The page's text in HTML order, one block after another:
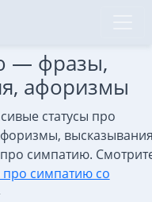
— фразы,
афоризмы
статусы про
симпатию.
про симпатию со